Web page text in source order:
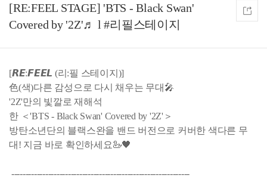
[RE:FEEL STAGE] 'BTS - Black Swan'
Covered by '2Z'♬ l #리필스테이지
[𝙍𝙀:𝙁𝙀𝙀𝙇 (리:필 스테이지)]
色(색)다른 감성으로 다시 채우는 무대🎤
'2Z'만의 빛깔로 재해석
한 ＜'BTS - Black Swan' Covered by '2Z'＞
방탄소년단의 블랙스완을 밴드 버전으로 커버한 색다른 무
대! 지금 바로 확인하세요🦢🖤
---------------------------------------------------------------